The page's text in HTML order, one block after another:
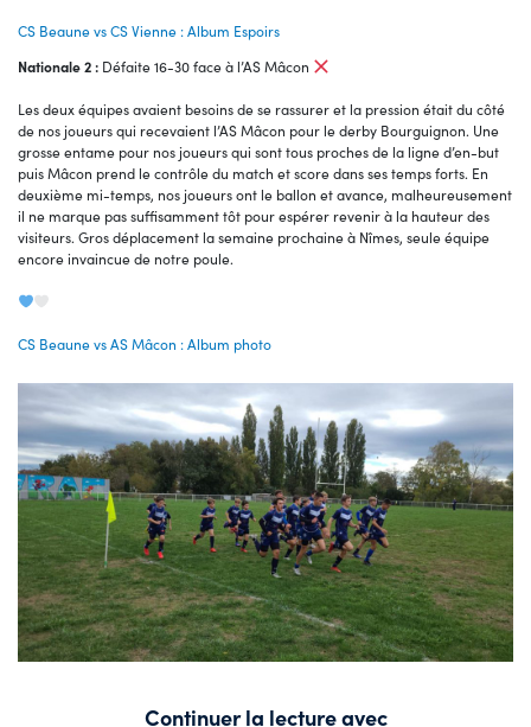
CS Beaune vs CS Vienne : Album Espoirs
Nationale 2 : Défaite 16-30 face à l’AS Mâcon
Les deux équipes avaient besoins de se rassurer et la pression était du côté
de nos joueurs qui recevaient l’AS Mâcon pour le derby Bourguignon. Une
grosse entame pour nos joueurs qui sont tous proches de la ligne d’en-but
puis Mâcon prend le contrôle du match et score dans ses temps forts. En
deuxième mi-temps, nos joueurs ont le ballon et avance, malheureusement
il ne marque pas suffisamment tôt pour espérer revenir à la hauteur des
visiteurs. Gros déplacement la semaine prochaine à Nîmes, seule équipe
encore invaincue de notre poule.
CS Beaune vs AS Mâcon : Album photo
Continuer la lecture avec